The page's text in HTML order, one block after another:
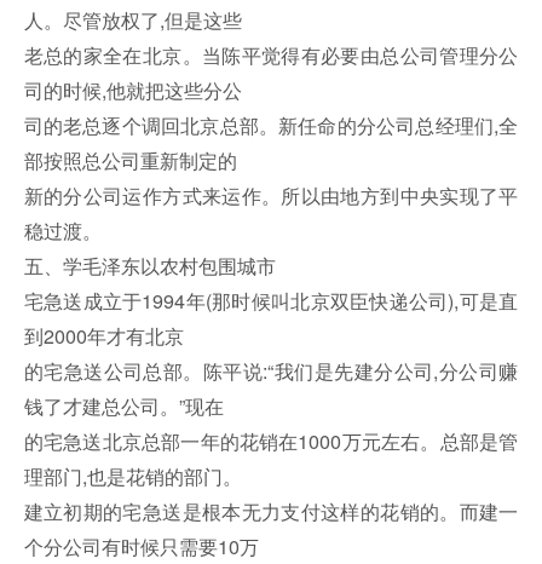
人。尽管放权了,但是这些
老总的家全在北京。当陈平觉得有必要由总公司管理分公
司的时候,他就把这些分公
司的老总逐个调回北京总部。新任命的分公司总经理们,全
部按照总公司重新制定的
新的分公司运作方式来运作。所以由地方到中央实现了平
稳过渡。
五、学毛泽东以农村包围城市
宅急送成立于1994年(那时候叫北京双臣快递公司),可是直
到2000年才有北京
的宅急送公司总部。陈平说:“我们是先建分公司,分公司赚
钱了才建总公司。”现在
的宅急送北京总部一年的花销在1000万元左右。总部是管
理部门,也是花销的部门。
建立初期的宅急送是根本无力支付这样的花销的。而建一
个分公司有时候只需要10万